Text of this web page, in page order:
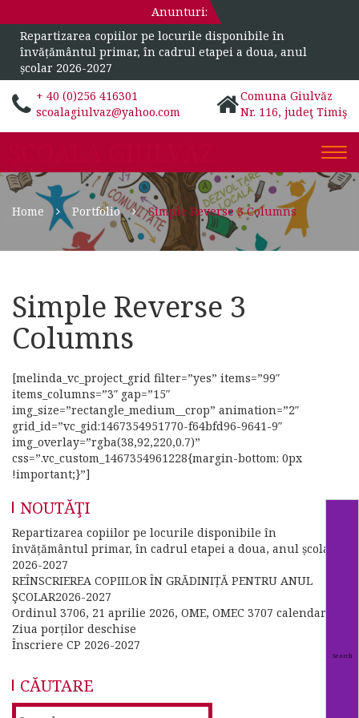
Anunturi:
Repartizarea copiilor pe locurile disponibile în
învățământul primar, în cadrul etapei a doua, anul
școlar 2026-2027
+ 40 (0)256 416301
scoalagiulvaz@yahoo.com
Comuna Giulvăz
Nr. 116, judeţ Timiş
Home Portfolio Simple Reverse 3 Columns
Simple Reverse 3
Columns
[melinda_vc_project_grid filter=”yes” items=”99″
items_columns=”3″ gap=”15″
img_size=”rectangle_medium__crop” animation=”2″
grid_id=”vc_gid:1467354951770-f64bfd96-9641-9″
img_overlay=”rgba(38,92,220,0.7)”
css=”.vc_custom_1467354961228{margin-bottom: 0px
!important;}”]
NOUTĂŢI
Repartizarea copiilor pe locurile disponibile în
învățământul primar, în cadrul etapei a doua, anul școlar
2026-2027
REÎNSCRIEREA COPIILOR ÎN GRĂDINIȚĂ PENTRU ANUL
ŞCOLAR2026-2027
Ordinul 3706, 21 aprilie 2026, OME, OMEC 3707 calendar
Ziua porților deschise
Înscriere CP 2026-2027
CĂUTARE
Search